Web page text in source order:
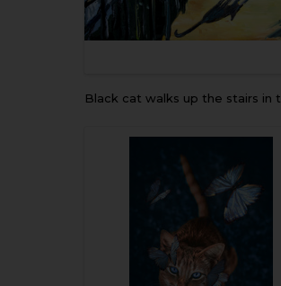
black cat walks up the stairs in the yard